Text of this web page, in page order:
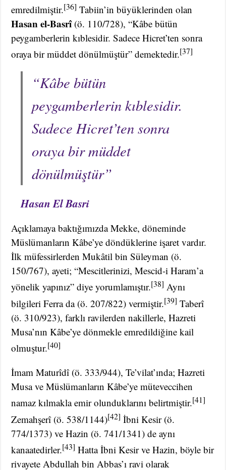
emredilmiştir.[36] Tabiin’in büyüklerinden olan
Hasan el-Basrî(ö. 110/728), “Kâbe bütün
peygamberlerin kıblesidir. Sadece Hicret’ten sonra
oraya bir müddet dönülmüştür” demektedir.[37]
“Kâbe bütün
peygamberlerin kıblesidir.
Sadece Hicret’ten sonra
oraya bir müddet
dönülmüştür”
Hasan El Basri
Açıklamaya baktığımızda Mekke, döneminde
Müslümanların Kâbe’ye döndüklerine işaret vardır.
İlk müfessirlerden Mukâtil bin Süleyman (ö.
150/767), ayeti; “Mescitlerinizi, Mescid-i Haram’a
yönelik yapınız” diye yorumlamıştır.[38] Aynı
bilgileri Ferra da (ö. 207/822) vermiştir.[39] Taberî
(ö. 310/923), farklı ravilerden nakillerle, Hazreti
Musa’nın Kâbe’ye dönmekle emredildiğine kail
olmuştur.[40]
İmam Maturîdî (ö. 333/944), Te’vilat’ında; Hazreti
Musa ve Müslümanların Kâbe’ye müteveccihen
namaz kılmakla emir olunduklarını belirtmiştir.[41]
Zemahşerî (ö. 538/1144)[42] İbni Kesir (ö.
774/1373) ve Hazin (ö. 741/1341) de aynı
kanaatedirler.[43] Hatta İbni Kesir ve Hazin, böyle bir
rivayete Abdullah bin Abbas’ı ravi olarak